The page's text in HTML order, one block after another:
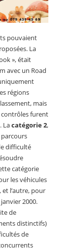
pouvaient
La
», était
avec un Road
régions
mais
contrôles furent
Lacatégorie 2,
difficulté
catégorie
les véhicules
et l’autre, pour
2000.
de
distinctifs)
de